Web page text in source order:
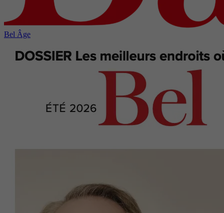
Bel Âge